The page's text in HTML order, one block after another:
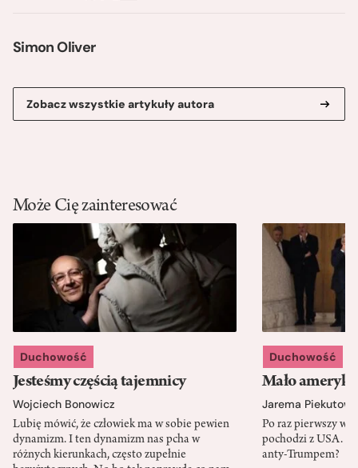
Simon Oliver
Zobacz wszystkie artykuły autora
Może Cię zainteresować
Duchowość
Jesteśmy częścią tajemnicy
Wojciech Bonowicz
Lubię mówić, że człowiek ma w sobie pewien
dynamizm. I ten dynamizm nas pcha w
różnych kierunkach, często zupełnie
Duchowość
Mało
Jarema
Po raz pierwszy w
pochodzi z USA.
anty-Trumpem?